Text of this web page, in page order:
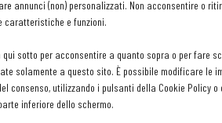
annunci (non) personalizzati. Non acconsentire o
caratteristiche e funzioni.
qui sotto per acconsentire a quanto sopra o per fare
solamente a questo sito. È possibile modificare le
consenso, utilizzando i pulsanti della Cookie Policy
inferiore dello schermo.
la distribuzione sui tavoli dei
e incoraggiano a richiedere il kit
ergonomiche, impilabili e richiudibili, permettono
da -20 °C a + 120°C. Possono essere inserite